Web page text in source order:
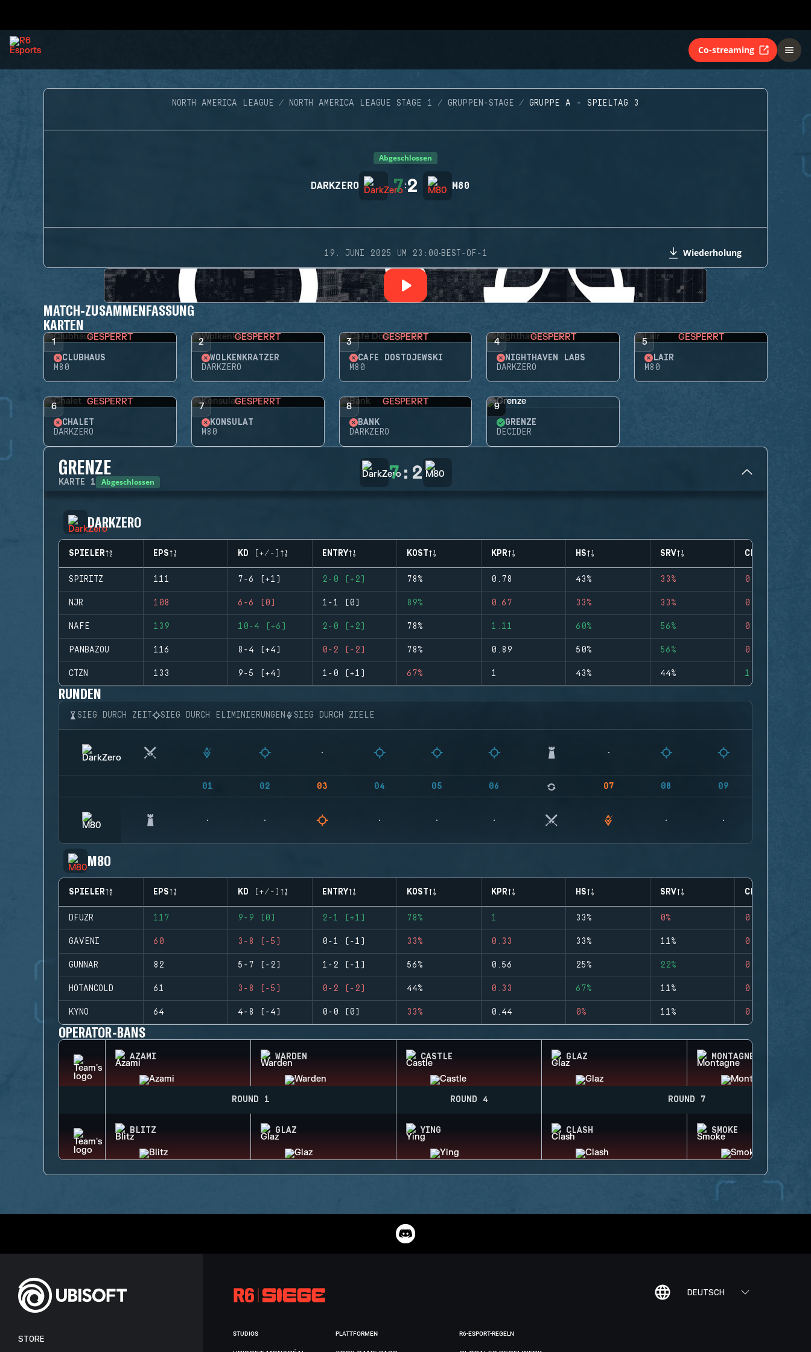
Co-streaming
NORTH AMERICA LEAGUE NORTH AMERICA LEAGUE STAGE 1 GRUPPEN-STAGE GRUPPE A - SPIELTAG 3
Abgeschlossen
DARKZERO 7:2 M80
19. JUNI 2025 UM 23:00·BEST-OF-1 Wiederholung
MATCH-ZUSAMMENFASSUNG
KARTEN
1 GESPERRT
CLUBHAUS
M80
2 GESPERRT
WOLKENKRATZER
DARKZERO
3 GESPERRT
CAFÉ DOSTOJEWSKI
M80
4 GESPERRT
NIGHTHAVEN LABS
DARKZERO
5 GESPERRT
LAIR
M80
6 GESPERRT
CHALET
DARKZERO
7 GESPERRT
KONSULAT
M80
8 GESPERRT
BANK
DARKZERO
9
GRENZE
DECIDER
GRENZE
KARTE 1 Abgeschlossen 7: 2
DARKZERO
SPIELER EPS KD (+/-) ENTRY KOST KPR HS SRV CLUTCHES
SPIRITZ 111 7-6 (+1) 2-0 (+2) 78% 0.78 43% 33% 0
NJR 108 6-6 (0) 1-1 (0) 89% 0.67 33% 33% 0
NAFE 139 10-4 (+6) 2-0 (+2) 78% 1.11 60% 56% 0
PANBAZOU 116 8-4 (+4) 0-2 (-2) 78% 0.89 50% 56% 0
CTZN 133 9-5 (+4) 1-0 (+1) 67% 1 43% 44% 1
RUNDEN
SIEG DURCH ZEIT SIEG DURCH ELIMINIERUNGEN SIEG DURCH ZIELE
01 02 03 04 05 06 07 08 09
M80
SPIELER EPS KD (+/-) ENTRY KOST KPR HS SRV CLUTCHES
DFUZR 117 9-9 (0) 2-1 (+1) 78% 1 33% 0% 0
GAVENI 60 3-8 (-5) 0-1 (-1) 33% 0.33 33% 11% 0
GUNNAR 82 5-7 (-2) 1-2 (-1) 56% 0.56 25% 22% 0
HOTANCOLD 61 3-8 (-5) 0-2 (-2) 44% 0.33 67% 11% 0
KYNO 64 4-8 (-4) 0-0 (0) 33% 0.44 0% 11% 0
OPERATOR-BANS
AZAMI WARDEN CASTLE GLAZ MONTAGNE
ROUND 1 ROUND 4 ROUND 7
BLITZ GLAZ YING CLASH SMOKE
DEUTSCH
STORE
STUDIOS PLATTFORMEN R6-ESPORT-REGELN